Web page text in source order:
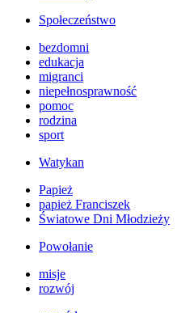
Społeczeństwo
bezdomni
edukacja
migranci
niepełnosprawność
pomoc
rodzina
sport
Watykan
Papież
papież Franciszek
Światowe Dni Młodzieży
Powołanie
misje
rozwój